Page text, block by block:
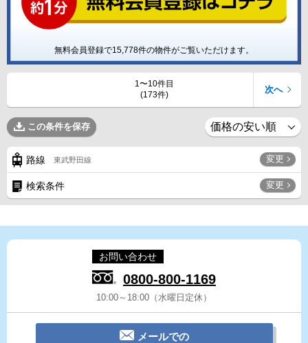
無料会員登録で15,778件の物件がご覧いただけます。
1〜10件目
(173件)
次へ
この条件を保存
路線 東武野田線 変更
検索条件 変更
お問い合わせ
0800-800-1169
10:00～18:00（水曜日定休）
メールでの